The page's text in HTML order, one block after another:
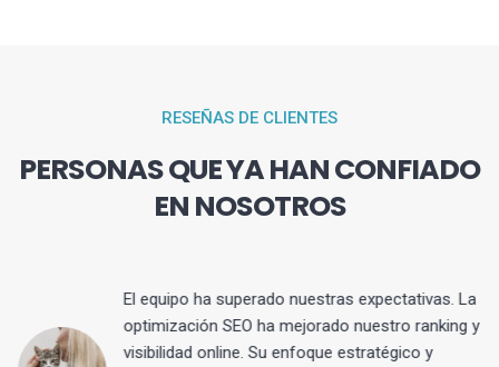
RESEÑAS DE CLIENTES
PERSONAS QUE YA HAN CONFIADO
EN NOSOTROS
El equipo ha superado nuestras expectativas. La
optimización SEO ha mejorado nuestro ranking y
visibilidad online. Su enfoque estratégico y